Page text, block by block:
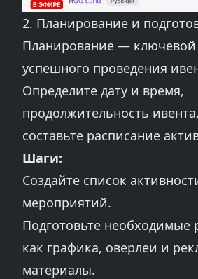
2. Планирование и
Планирование — ключевой
успешного проведения
Определите дату и время,
продолжительность
составьте расписание
Шаги:
Создайте список
мероприятий.
Подготовьте необходимые
как графика, оверлеи и
материалы.